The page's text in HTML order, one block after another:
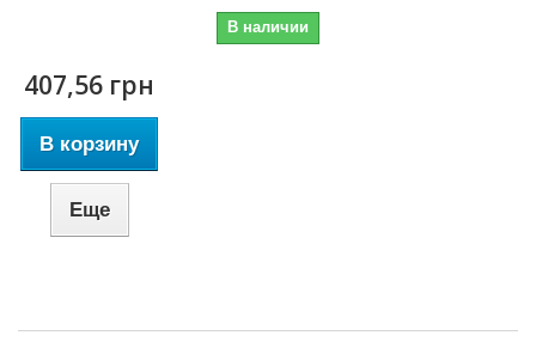
В наличии
407,56 грн
В корзину
Еще